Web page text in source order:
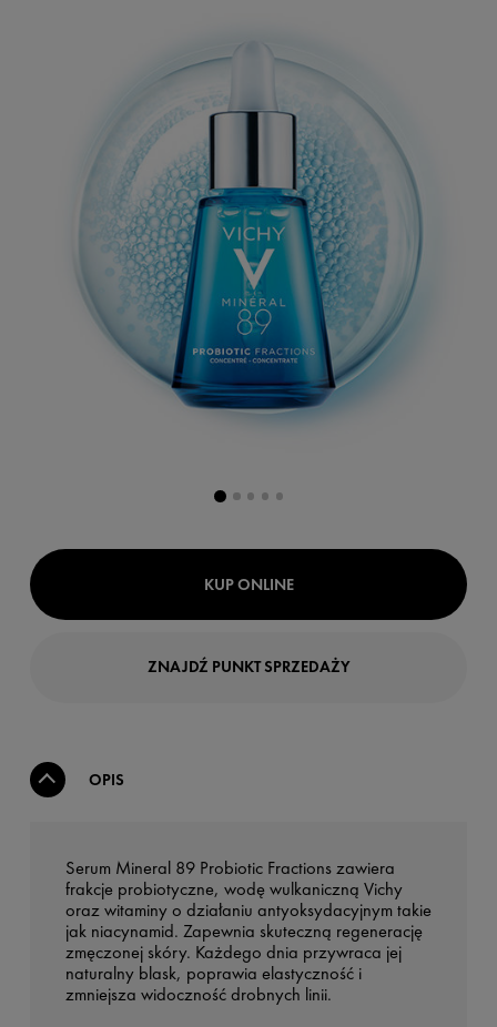
KUP ONLINE
ZNAJDŹ PUNKT SPRZEDAŻY
OPIS
Serum Mineral 89 Probiotic Fractions zawiera
frakcje probiotyczne, wodę wulkaniczną Vichy
oraz witaminy o działaniu antyoksydacyjnym takie
jak niacynamid. Zapewnia skuteczną regenerację
zmęczonej skóry. Każdego dnia przywraca jej
naturalny blask, poprawia elastyczność i
zmniejsza widoczność drobnych linii.